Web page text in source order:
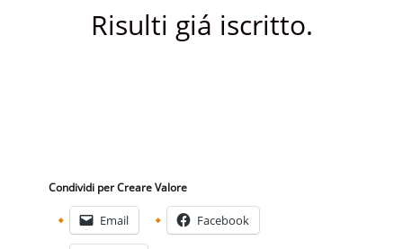
Risulti giá iscritto.
Condividi per Creare Valore
Email Facebook